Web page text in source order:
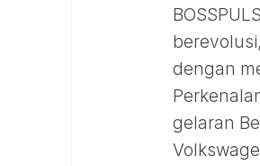
dengan
gelaran